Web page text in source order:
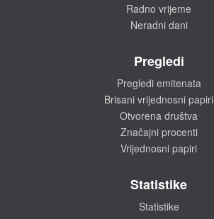
Radno vrijeme
Neradni dani
Pregledi
Pregledi emitenata
Brisani vrijednosni papiri
Otvorena društva
Značajni procenti
Vrijednosni papiri
Statistike
Statistike